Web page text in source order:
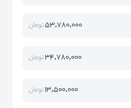
53,780,000تومان
34,780,000تومان
13,500,000تومان